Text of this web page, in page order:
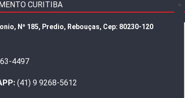
CURITIBA
Nº 185, Predio, Rebouças, Cep: 80230-120
4497
(41) 9 9268-5612